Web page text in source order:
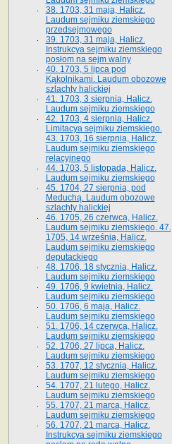
38. 1703, 31 maja, Halicz.
Laudum sejmiku ziemskiego
przedsejmowego
39. 1703, 31 maja, Halicz.
Instrukcya sejmiku ziemskiego
posłom na sejm walny
40. 1703, 5 lipca pod
Kąkolnikami. Laudum obozowe
szlachty halickiej
41­. 1703, 3 sierpnia, Halicz.
Laudum sejmiku ziemskiego
42. 1703, 4 sierpnia, Halicz.
Limitacya sejmiku ziemskiego.
43. 1703, 16 sierpnia, Halicz.
Laudum sejmiku ziemskiego
relacyjnego
44. 1703, 5 listopada, Halicz.
Laudum sejmiku ziemskiego
45. 1704, 27 sierpnia, pod
Meduchą. Laudum obozowe
szlachty halickiej
46. 1705, 26 czerwca, Halicz.
Laudum sejmiku ziemskiego. 47.
1705, 14 września, Halicz.
Laudum sejmiku ziemskiego
deputackiego
48. 1706, 18 stycznia, Halicz.
Laudum sejmiku ziemskiego
49. 1706, 9 kwietnia, Halicz.
Laudum sejmiku ziemskiego
50. 1706, 6 maja, Halicz.
Laudum sejmiku ziemskiego
51. 1706, 14 czerwca, Halicz.
Laudum sejmiku ziemskiego
52. 1706, 27 lipca, Halicz.
Laudum sejmiku ziemskiego
53. 1707, 12 stycznia, Halicz.
Laudum sejmiku ziemskiego
54. 1707, 21 lutego, Halicz.
Laudum sejmiku ziemskiego
55. 1707, 21 marca, Halicz.
Laudum sejmiku ziemskiego
56. 1707, 21 marca, Halicz.
Instrukcya sejmiku ziemskiego